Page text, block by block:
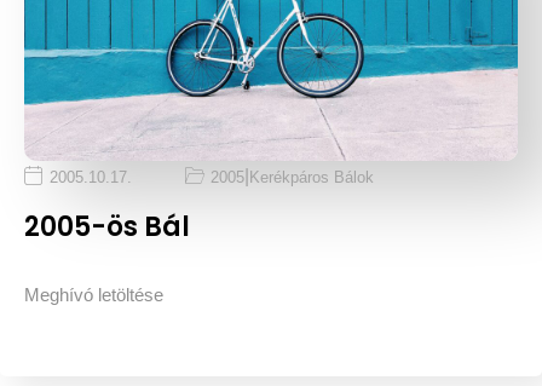
2005.10.17. 2005 Kerékpáros Bálok
2005-ös Bál
Meghívó letöltése